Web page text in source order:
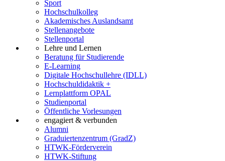
Sport
Hochschulkolleg
Akademisches Auslandsamt
Stellenangebote
Stellenportal
Lehre und Lernen
Beratung für Studierende
E-Learning
Digitale Hochschullehre (IDLL)
Hochschuldidaktik +
Lernplattform OPAL
Studienportal
Öffentliche Vorlesungen
engagiert & verbunden
Alumni
Graduiertenzentrum (GradZ)
HTWK-Förderverein
HTWK-Stiftung